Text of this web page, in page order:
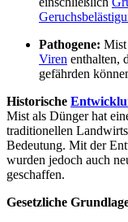
Pathogene: Mist
Viren enthalten,
gefährden
Historische
Mist als Dünger hat
traditionellen
Bedeutung. Mit der
wurden jedoch auch
geschaffen.
Gesetzliche